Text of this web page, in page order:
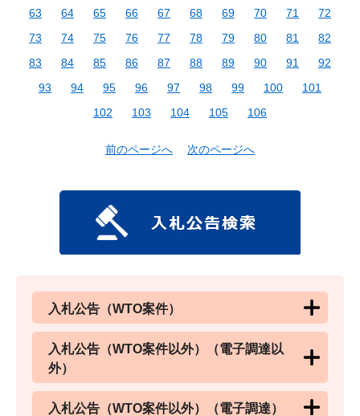
63
64 65 66 67 68 69 70 71
72
73
74 75 76 77 78 79 80 81
82
83
84 85 86 87 88 89 90 91
92
93
94 95 96 97 98 99 100
101
102
103 104 105 106
前のページへ 次のページへ
入札公告（WTO案件）
入札公告（WTO案件以外）（電子調達以
外）
入札公告（WTO案件以外）（電子調達）